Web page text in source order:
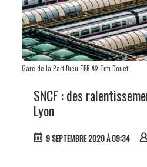
Gare de la Part-Dieu TER © Tim Douet
SNCF : des
Lyon
9 SEPTEMBRE 2020 À 09:34